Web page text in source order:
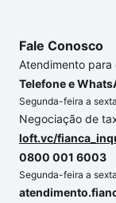
Fale Conosco
Atendimento para
Telefone e
Segunda-feira a
Negociação de
loft.vc/
0800 001 6003
Segunda-feira a